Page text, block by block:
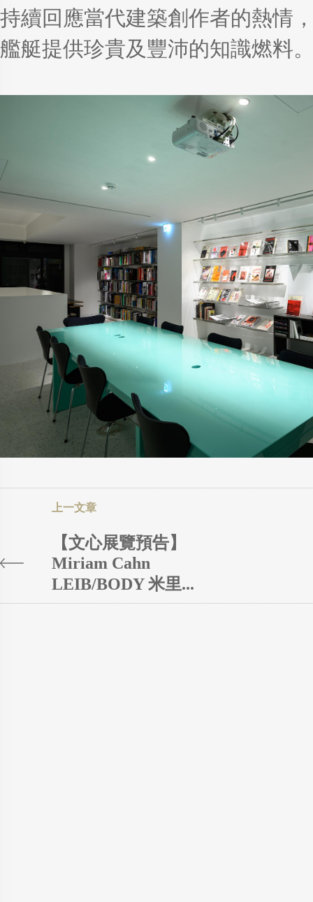
持續回應當代建築創作者的熱情
艦艇提供珍貴及豐沛的知識燃料
【文心展覽預告】
Miriam Cahn
LEIB/BODY 米里...